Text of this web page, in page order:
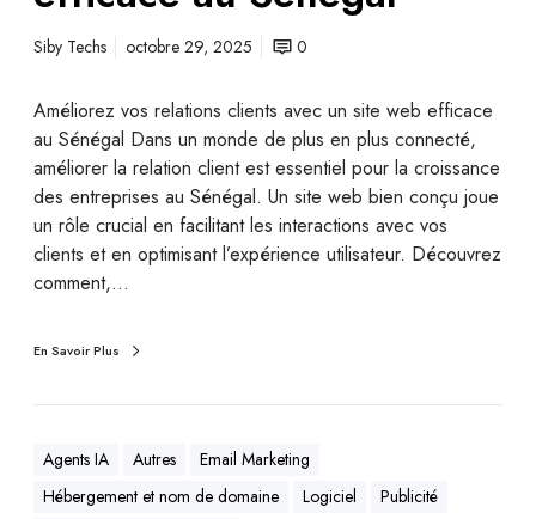
Siby Techs octobre 29, 2025 0
Améliorez vos relations clients avec un site web efficace
au Sénégal Dans un monde de plus en plus connecté,
améliorer la relation client est essentiel pour la croissance
des entreprises au Sénégal. Un site web bien conçu joue
un rôle crucial en facilitant les interactions avec vos
clients et en optimisant l’expérience utilisateur. Découvrez
comment,…
En Savoir Plus
Agents IA Autres
Email Marketing
Hébergement et nom de domaine
Logiciel
Publicité